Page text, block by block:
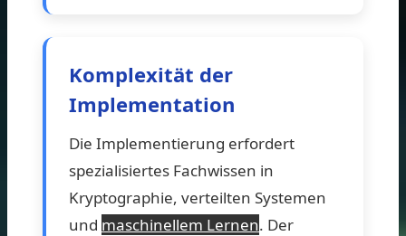
Komplexität der
Implementation
Die Implementierung erfordert
spezialisiertes Fachwissen in
Kryptographie, verteilten Systemen
und maschinellem Lernen. Der